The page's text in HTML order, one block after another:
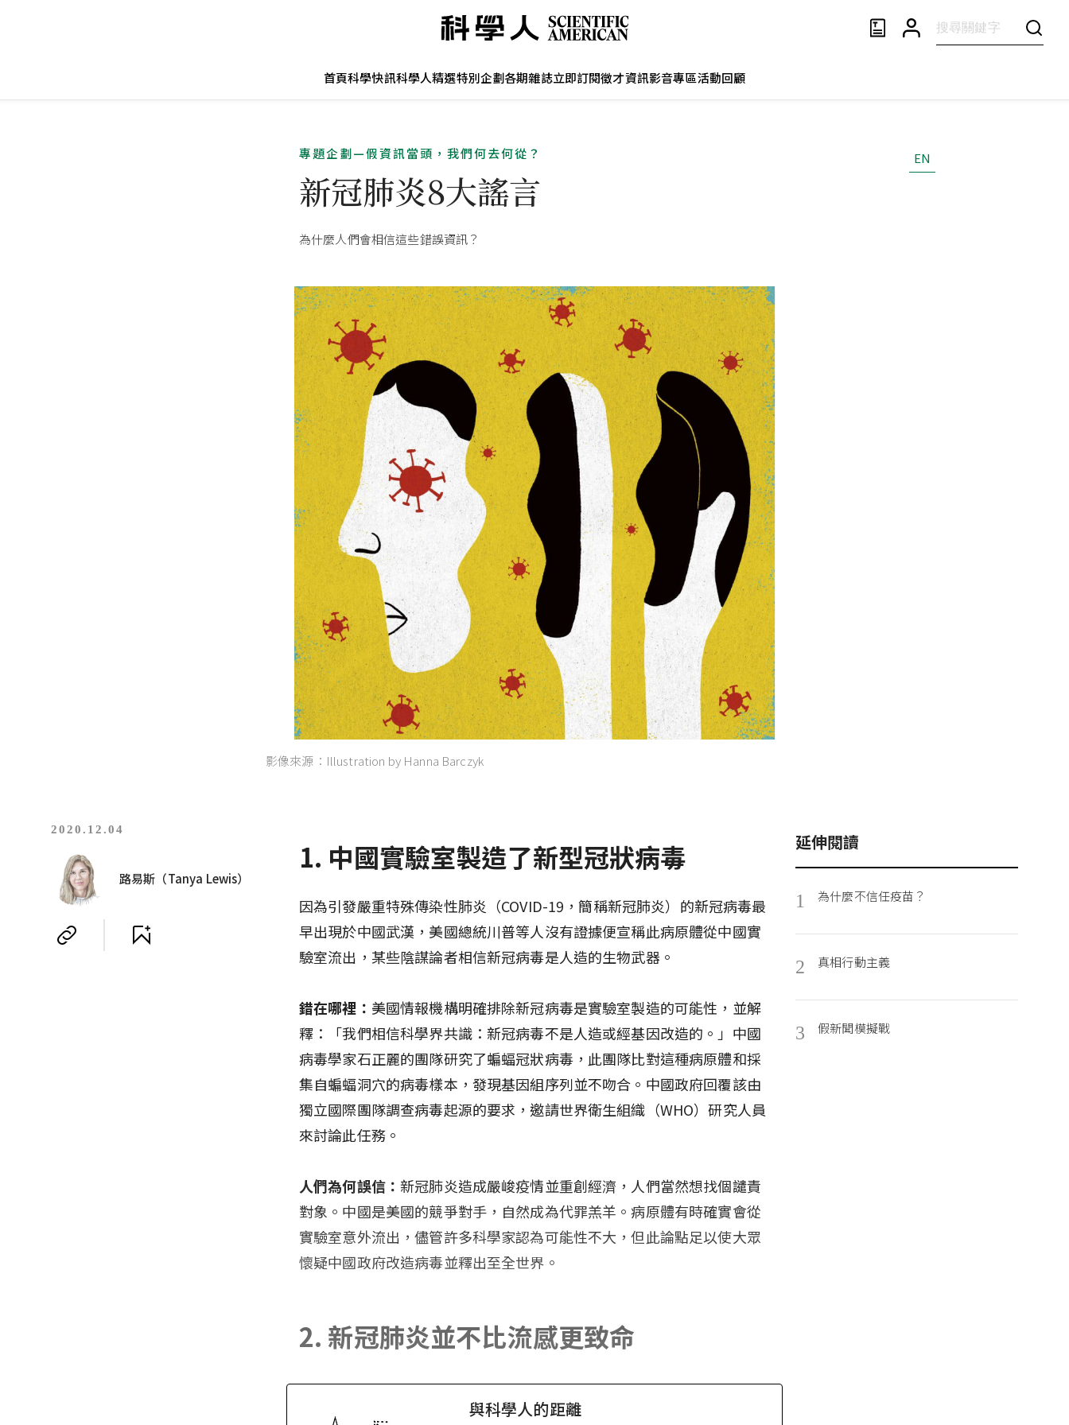
首頁科學快訊科學人精選特別企劃各期雜誌立即訂閱徵才資訊影音專區活動回顧
專題企劃—假資訊當頭，我們何去何從？
新冠肺炎8大謠言
為什麼人們會相信這些錯誤資訊？
EN
影像來源：Illustration by Hanna Barczyk
2020.12.04
路易斯（Tanya Lewis）
1. 中國實驗室製造了新型冠狀病毒
因為引發嚴重特殊傳染性肺炎（COVID-19，簡稱新冠肺炎）的新冠病毒最
早出現於中國武漢，美國總統川普等人沒有證據便宣稱此病原體從中國實
驗室流出，某些陰謀論者相信新冠病毒是人造的生物武器。
錯在哪裡： 美國情報機構明確排除新冠病毒是實驗室製造的可能性，並解
釋：「我們相信科學界共識：新冠病毒不是人造或經基因改造的。」中國
病毒學家石正麗的團隊研究了蝙蝠冠狀病毒，此團隊比對這種病原體和採
集自蝙蝠洞穴的病毒樣本，發現基因組序列並不吻合。中國政府回覆該由
獨立國際團隊調查病毒起源的要求，邀請世界衛生組織（WHO）研究人員
來討論此任務。
人們為何誤信：新冠肺炎造成嚴峻疫情並重創經濟，人們當然想找個譴責
對象。中國是美國的競爭對手，自然成為代罪羔羊。病原體有時確實會從
實驗室意外流出，儘管許多科學家認為可能性不大，但此論點足以使大眾
懷疑中國政府改造病毒並釋出至全世界。
2. 新冠肺炎並不比流感更致命
延伸閱讀
1 為什麼不信任疫苗？
2 真相行動主義
3 假新聞模擬戰
與科學人的距離